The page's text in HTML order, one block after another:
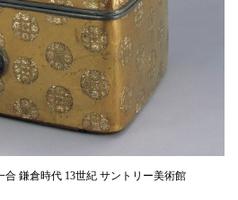
合 鎌倉時代 13世紀 サントリー美術館